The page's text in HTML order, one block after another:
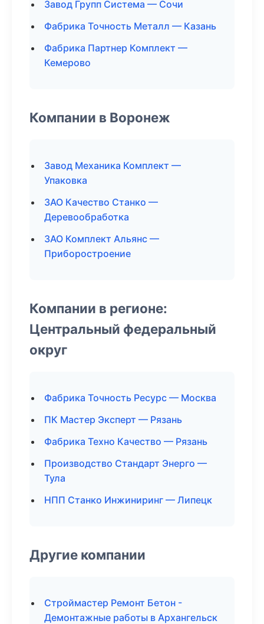
Завод Групп Система — Сочи
Фабрика Точность Металл — Казань
Фабрика Партнер Комплект —
Кемерово
Компании в Воронеж
Завод Механика Комплект —
Упаковка
ЗАО Качество Станко —
Деревообработка
ЗАО Комплект Альянс —
Приборостроение
Компании в регионе:
Центральный федеральный
округ
Фабрика Точность Ресурс — Москва
ПК Мастер Эксперт — Рязань
Фабрика Техно Качество — Рязань
Производство Стандарт Энерго —
Тула
НПП Станко Инжиниринг — Липецк
Другие компании
Строймастер Ремонт Бетон -
Демонтажные работы в Архангельск